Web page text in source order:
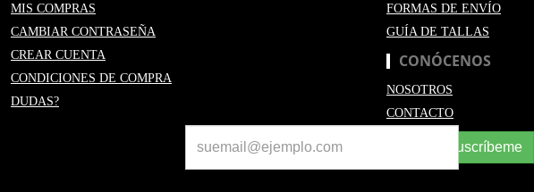
MIS COMPRAS
CAMBIAR CONTRASEÑA
CREAR CUENTA
CONDICIONES DE COMPRA
DUDAS?
FORMAS DE ENVÍO
GUÍA DE TALLAS
CONÓCENOS
NOSOTROS
CONTACTO
Suscríbeme